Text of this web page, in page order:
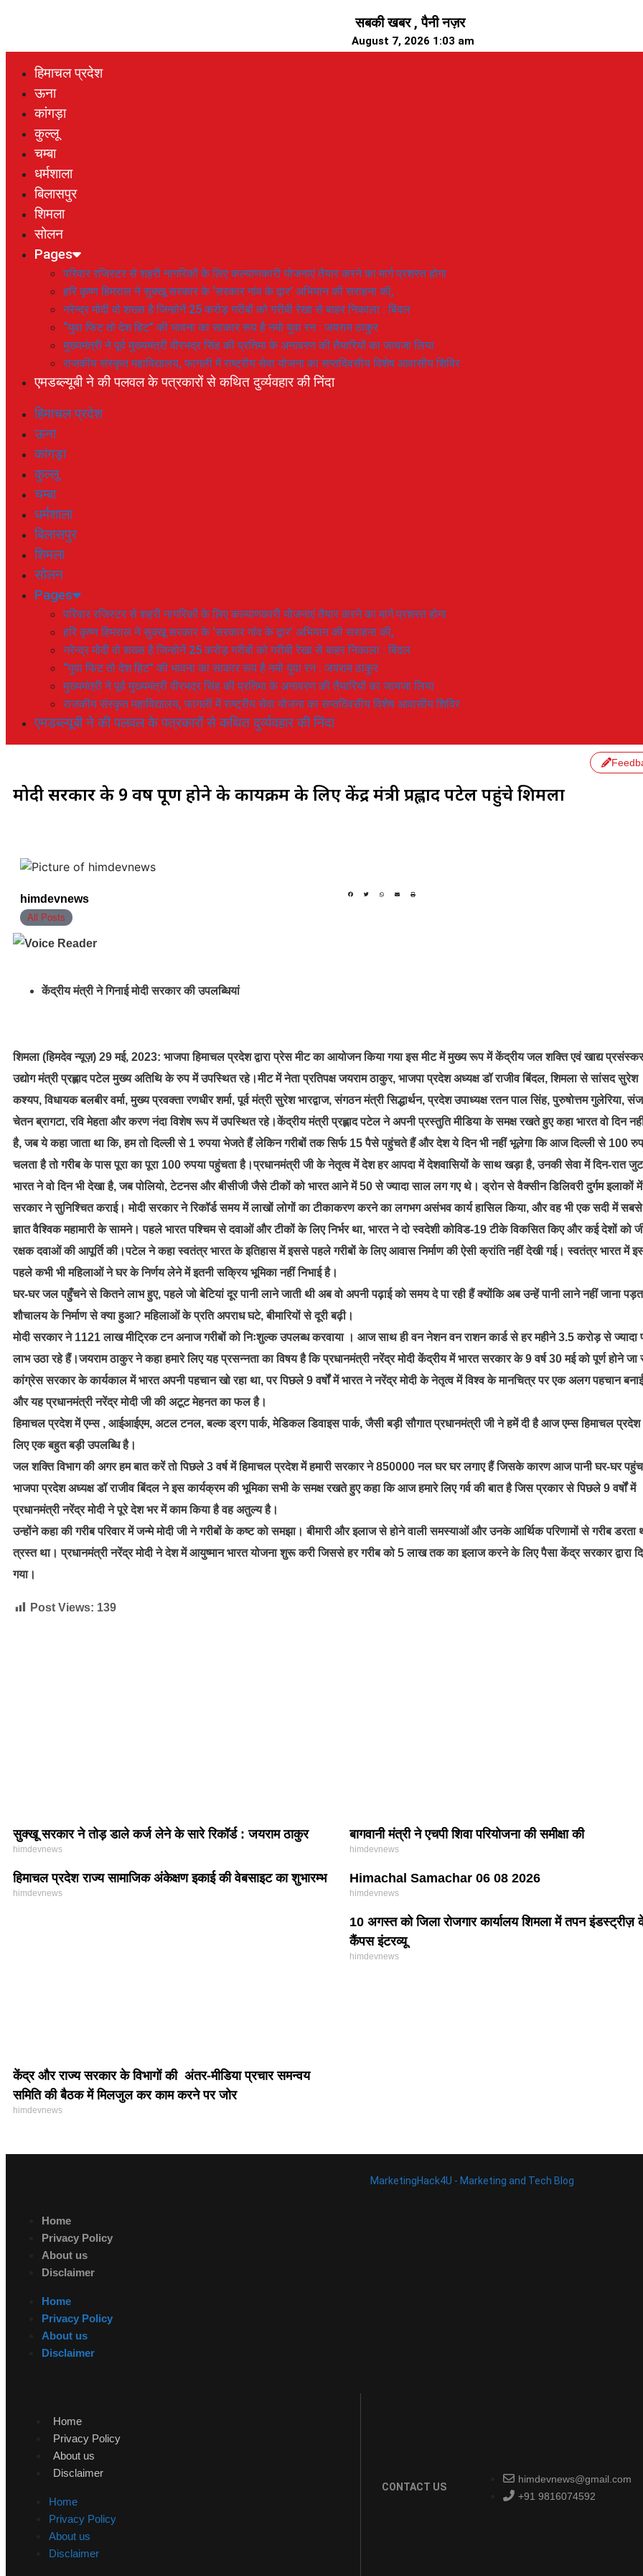
सबकी खबर , पैनी नज़र
August 7, 2026 1:03 am
हिमाचल प्रदेश
ऊना
कांगड़ा
कुल्लू
चम्बा
धर्मशाला
बिलासपुर
शिमला
सोलन
Pages
परिवार रजिस्टर से शहरी नागरिकों के लिए कल्याणकारी योजनाएं तैयार करने का मार्ग प्रशस्त होगा
हरि कृष्ण हिमराल ने सुक्खू सरकार के ‘सरकार गांव के द्वार’ अभियान की सराहना की,
नरेन्द्र मोदी वो शख्स है जिन्होनें 25 करोड़ गरीबों को गरीबी रेखा से बाहर निकाला : बिंदल
“युवा फिट तो देश हिट” की भावना का साकार रूप है नमो युवा रन : जयराम ठाकुर
मुख्यमंत्री ने पूर्व मुख्यमंत्री वीरभद्र सिंह की प्रतिमा के अनावरण की तैयारियों का जायजा लिया
राजकीय संस्कृत महाविद्यालय, फागली में राष्ट्रीय सेवा योजना का सप्तदिवसीय विशेष आवासीय शिविर
एमडब्ल्यूबी ने की पलवल के पत्रकारों से कथित दुर्व्यवहार की निंदा
हिमाचल प्रदेश
ऊना
कांगड़ा
कुल्लू
चम्बा
धर्मशाला
बिलासपुर
शिमला
सोलन
Pages
परिवार रजिस्टर से शहरी नागरिकों के लिए कल्याणकारी योजनाएं तैयार करने का मार्ग प्रशस्त होगा
हरि कृष्ण हिमराल ने सुक्खू सरकार के ‘सरकार गांव के द्वार’ अभियान की सराहना की,
नरेन्द्र मोदी वो शख्स है जिन्होनें 25 करोड़ गरीबों को गरीबी रेखा से बाहर निकाला : बिंदल
“युवा फिट तो देश हिट” की भावना का साकार रूप है नमो युवा रन : जयराम ठाकुर
मुख्यमंत्री ने पूर्व मुख्यमंत्री वीरभद्र सिंह की प्रतिमा के अनावरण की तैयारियों का जायजा लिया
राजकीय संस्कृत महाविद्यालय, फागली में राष्ट्रीय सेवा योजना का सप्तदिवसीय विशेष आवासीय शिविर
एमडब्ल्यूबी ने की पलवल के पत्रकारों से कथित दुर्व्यवहार की निंदा
मोदी सरकार के 9 वर्ष पूर्ण होने के कार्यक्रम के लिए केंद्र मंत्री प्रह्लाद पटेल पहुंचे शिमला
himdevnews
All Posts
केंद्रीय मंत्री ने गिनाई मोदी सरकार की उपलब्धियां
शिमला (हिमदेव न्यूज़) 29 मई, 2023: भाजपा हिमाचल प्रदेश द्वारा प्रेस मीट का आयोजन किया गया इस मीट में मुख्य रूप में केंद्रीय जल शक्ति एवं खाद्य
उद्योग मंत्री प्रह्लाद पटेल मुख्य अतिथि के रुप में उपस्थित रहे।मीट में नेता प्रतिपक्ष जयराम ठाकुर, भाजपा प्रदेश अध्यक्ष डॉ राजीव बिंदल, शिमला से सांसद सुरेश
कश्यप, विधायक बलबीर वर्मा, मुख्य प्रवक्ता रणधीर शर्मा, पूर्व मंत्री सुरेश भारद्वाज, संगठन मंत्री सिद्धार्थन, प्रदेश उपाध्यक्ष रतन पाल सिंह, पुरुषोत्तम गुलेरिया,
चेतन ब्रागटा, रवि मेहता और करण नंदा विशेष रूप में उपस्थित रहे।केंद्रीय मंत्री प्रह्लाद पटेल ने अपनी प्रस्तुति मीडिया के समक्ष रखते हुए कहा भारत वो दिन
है, जब ये कहा जाता था कि, हम तो दिल्ली से 1 रुपया भेजते हैं लेकिन गरीबों तक सिर्फ 15 पैसे पहुंचते हैं और देश ये दिन भी नहीं भूलेगा कि आज दिल्ली से 100
चलता है तो गरीब के पास पूरा का पूरा 100 रुपया पहुंचता है।प्रधानमंत्री जी के नेतृत्व में देश हर आपदा में देशवासियों के साथ खड़ा है, उनकी सेवा में दिन-रात
भारत ने वो दिन भी देखा है, जब पोलियो, टेटनस और बीसीजी जैसे टीकों को भारत आने में 50 से ज्यादा साल लग गए थे। ड्रोन से वैक्सीन डिलिवरी दुर्गम इलाकों में
सरकार ने सुनिश्चित कराई। मोदी सरकार ने रिकॉर्ड समय में लाखों लोगों का टीकाकरण करने का लगभग असंभव कार्य हासिल किया, और वह भी एक सदी में
ज्ञात वैश्विक महामारी के सामने। पहले भारत पश्चिम से दवाओं और टीकों के लिए निर्भर था, भारत ने दो स्वदेशी कोविड-19 टीके विकसित किए और कई देशों को
रक्षक दवाओं की आपूर्ति की।पटेल ने कहा स्वतंत्र भारत के इतिहास में इससे पहले गरीबों के लिए आवास निर्माण की ऐसी क्रांति नहीं देखी गई। स्वतंत्र भारत में
पहले कभी भी महिलाओं ने घर के निर्णय लेने में इतनी सक्रिय भूमिका नहीं निभाई है।
घर-घर जल पहुँचने से कितने लाभ हुए, पहले जो बेटियां दूर पानी लाने जाती थी अब वो अपनी पढ़ाई को समय दे पा रही हैं क्योंकि अब उन्हें पानी लाने नहीं जाना
शौचालय के निर्माण से क्या हुआ? महिलाओं के प्रति अपराध घटे, बीमारियों से दूरी बढ़ी।
मोदी सरकार ने 1121 लाख मीट्रिक टन अनाज गरीबों को निःशुल्क उपलब्ध करवाया । आज साथ ही वन नेशन वन राशन कार्ड से हर महीने 3.5 करोड़ से ज्यादा
लाभ उठा रहे हैं।जयराम ठाकुर ने कहा हमारे लिए यह प्रसन्नता का विषय है कि प्रधानमंत्री नरेंद्र मोदी केंद्रीय में भारत सरकार के 9 वर्ष 30 मई को पूर्ण होने जा
कांग्रेस सरकार के कार्यकाल में भारत अपनी पहचान खो रहा था, पर पिछले 9 वर्षों में भारत ने नरेंद्र मोदी के नेतृत्व में विश्व के मानचित्र पर एक अलग पहचान
और यह प्रधानमंत्री नरेंद्र मोदी जी की अटूट मेहनत का फल है।
हिमाचल प्रदेश में एम्स , आईआईएम, अटल टनल, बल्क ड्रग पार्क, मेडिकल डिवाइस पार्क, जैसी बड़ी सौगात प्रधानमंत्री जी ने हमें दी है आज एम्स हिमाचल
लिए एक बहुत बड़ी उपलब्धि है।
जल शक्ति विभाग की अगर हम बात करें तो पिछले 3 वर्ष में हिमाचल प्रदेश में हमारी सरकार ने 850000 नल घर घर लगाए हैं जिसके कारण आज पानी घर-घर
भाजपा प्रदेश अध्यक्ष डॉ राजीव बिंदल ने इस कार्यक्रम की भूमिका सभी के समक्ष रखते हुए कहा कि आज हमारे लिए गर्व की बात है जिस प्रकार से पिछले 9 वर्षों में
प्रधानमंत्री नरेंद्र मोदी ने पूरे देश भर में काम किया है वह अतुल्य है।
उन्होंने कहा की गरीब परिवार में जन्मे मोदी जी ने गरीबों के कष्ट को समझा। बीमारी और इलाज से होने वाली समस्याओं और उनके आर्थिक परिणामों से गरीब डरता
त्रस्त था। प्रधानमंत्री नरेंद्र मोदी ने देश में आयुष्मान भारत योजना शुरू करी जिससे हर गरीब को 5 लाख तक का इलाज करने के लिए पैसा केंद्र सरकार द्वारा
गया।
Post Views: 139
सुक्खू सरकार ने तोड़ डाले कर्ज लेने के सारे रिकॉर्ड : जयराम ठाकुर
himdevnews
बागवानी मंत्री ने एचपी शिवा परियोजना की समीक्षा की
himdevnews
हिमाचल प्रदेश राज्य सामाजिक अंकेक्षण इकाई की वेबसाइट का शुभारम्भ
himdevnews
Himachal Samachar 06 08 2026
himdevnews
केंद्र और राज्य सरकार के विभागों की अंतर-मीडिया प्रचार समन्वय
समिति की बैठक में मिलजुल कर काम करने पर जोर
himdevnews
10 अगस्त को जिला रोजगार कार्यालय शिमला में तपन इंडस्ट्रीज़
कैंपस इंटरव्यू
himdevnews
MarketingHack4U - Marketing and Tech Blog
Home
Privacy Policy
About us
Disclaimer
Home
Privacy Policy
About us
Disclaimer
Home
Privacy Policy
About us
Disclaimer
Home
Privacy Policy
About us
Disclaimer
CONTACT US
himdevnews@gmail.com
+91 9816074592